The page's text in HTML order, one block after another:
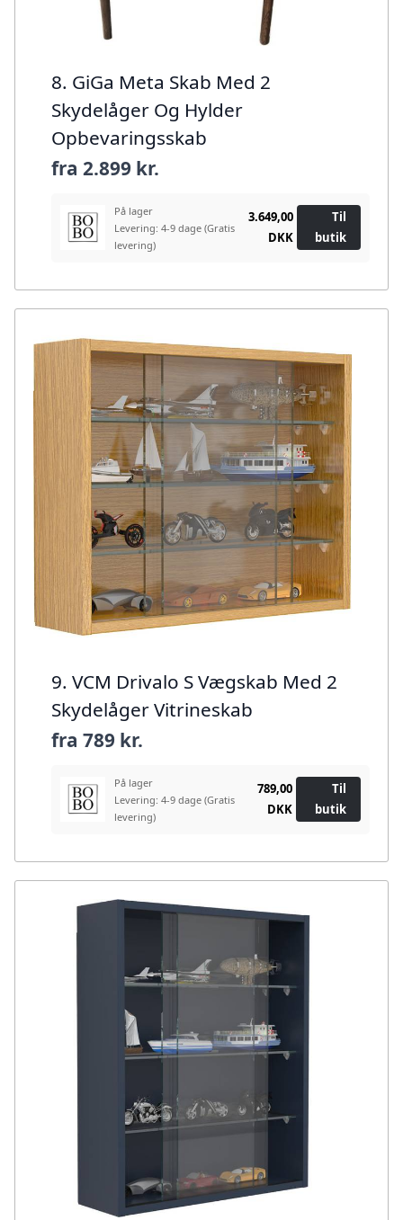
8. GiGa Meta Skab Med 2
Skydelåger Og Hylder
Opbevaringsskab
fra 2.899 kr.
På lager
Levering: 4-9 dage (Gratis
levering)
3.649,00
DKK
Til
butik
9. VCM Drivalo S Vægskab Med 2
Skydelåger Vitrineskab
fra 789 kr.
På lager
Levering: 4-9 dage (Gratis
levering)
789,00
DKK
Til
butik